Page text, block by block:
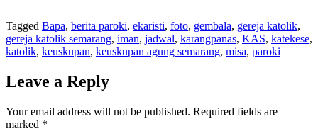
Tagged Bapa, berita paroki, ekaristi, foto, gembala, gereja katolik,
gereja katolik semarang, iman, jadwal, karangpanas, KAS, katekese,
katolik, keuskupan, keuskupan agung semarang, misa, paroki
Leave a Reply
Your email address will not be published. Required fields are
marked *